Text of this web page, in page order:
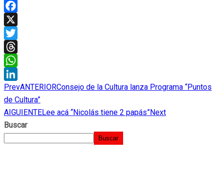
Facebook
X
Twitter
Threads
WhatsApp
LinkedIn
PrevANTERIORConsejo de la Cultura lanza Programa “Puntos
de Cultura”
AIGUIENTELee acá “Nicolás tiene 2 papás”Next
Buscar
Buscar